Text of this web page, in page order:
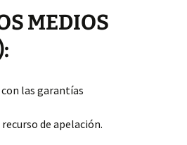
MEDIOS
las garantías
de apelación.